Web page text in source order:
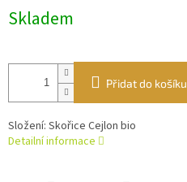
cena:
Skladem
Přidat do košíku
Složení: Skořice Cejlon bio
Detailní informace